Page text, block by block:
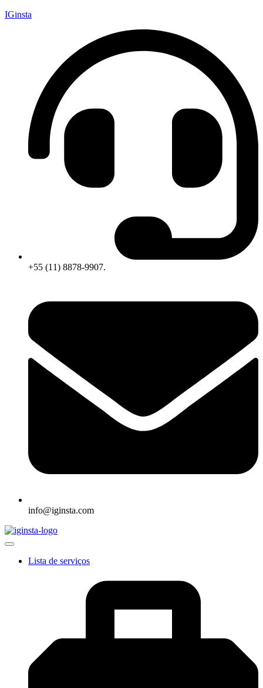
IGinsta
+55 (11) 8878-9907.
info@iginsta.com
Lista de serviços